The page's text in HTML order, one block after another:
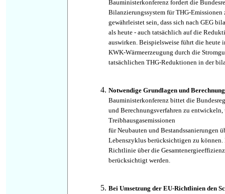
Bauministerkonferenz fordert die
Bilanzierungssystem für THG-Emissionen
gewährleistet sein, dass sich nach GEG
als heute - auch tatsächlich auf die
auswirken. Beispielsweise führt die heute
KWK-Wärmeerzeugung durch die
tatsächlichen THG-Reduktionen in der
Notwendige Grundlagen und
Bauministerkonferenz bittet die
und Berechnungsverfahren zu entwickeln,
Treibhausgasemissionen
für Neubauten und Bestandssanierungen
Lebenszyklus berücksichtigen zu
Richtlinie über die
berücksichtigt werden.
Bei Umsetzung der EU-Richtlinien den